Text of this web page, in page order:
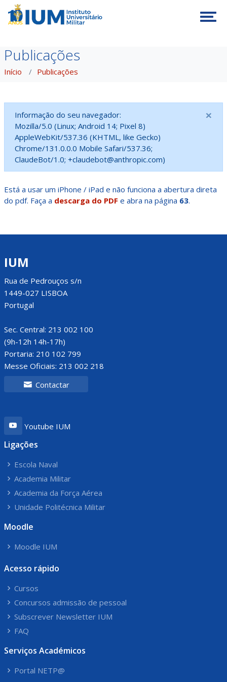
Publicações
Início Publicações
Informação do seu navegador:
Mozilla/5.0 (Linux; Android 14; Pixel 8)
AppleWebKit/537.36 (KHTML, like Gecko)
Chrome/131.0.0.0 Mobile Safari/537.36;
ClaudeBot/1.0; +claudebot@anthropic.com)
×
Está a usar um iPhone / iPad e não funciona a abertura direta
do pdf. Faça a descarga do PDF e abra na página 63.
IUM
Rua de Pedrouços s/n
1449-027 LISBOA
Portugal
Sec. Central: 213 002 100
(9h-12h 14h-17h)
Portaria: 210 102 799
Messe Oficiais: 213 002 218
Contactar
Youtube IUM
Ligações
Escola Naval
Academia Militar
Academia da Força Aérea
Unidade Politécnica Militar
Moodle
Moodle IUM
Acesso rápido
Cursos
Concursos admissão de pessoal
Subscrever Newsletter IUM
FAQ
Serviços Académicos
Portal NETP@